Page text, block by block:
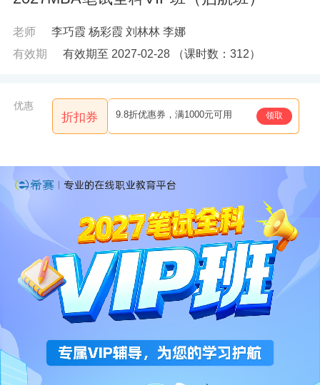
老师 李巧霞 杨彩霞 刘林林 李娜
有效期
有效期至 2027-02-28（课时数： 312）
优惠
折扣券 9.8折优惠券，满1000元可用 领取